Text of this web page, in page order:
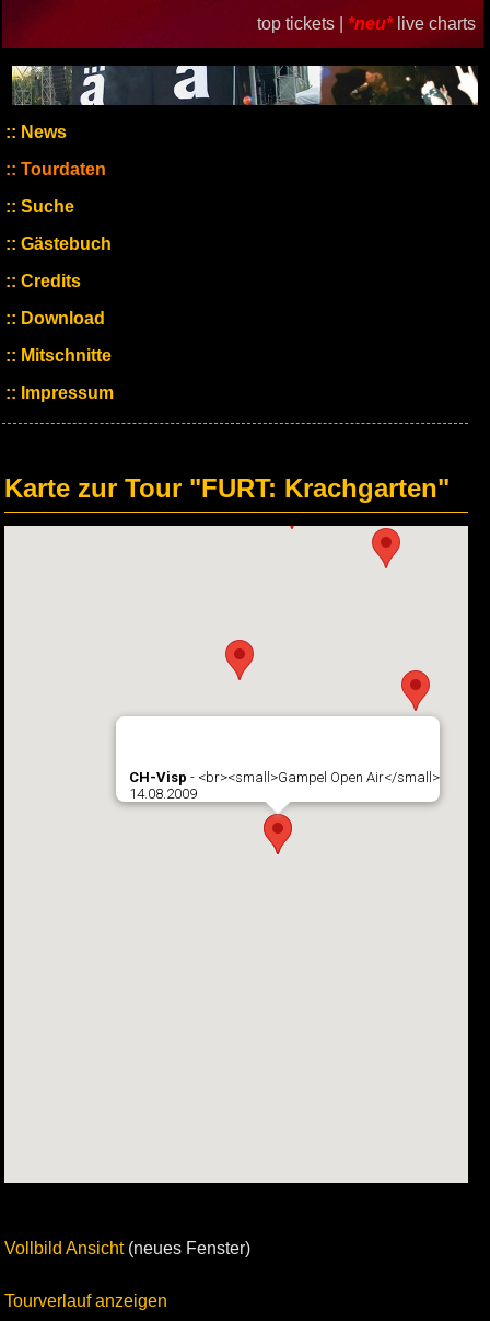
top tickets | *neu* live charts
News
Tourdaten
Suche
Gästebuch
Credits
Download
Mitschnitte
Impressum
Karte zur Tour "FURT: Krachgarten"
CH-Visp - <br><small>Gampel Open Air</small>
14.08.2009
Vollbild Ansicht(neues Fenster)
Tourverlauf anzeigen